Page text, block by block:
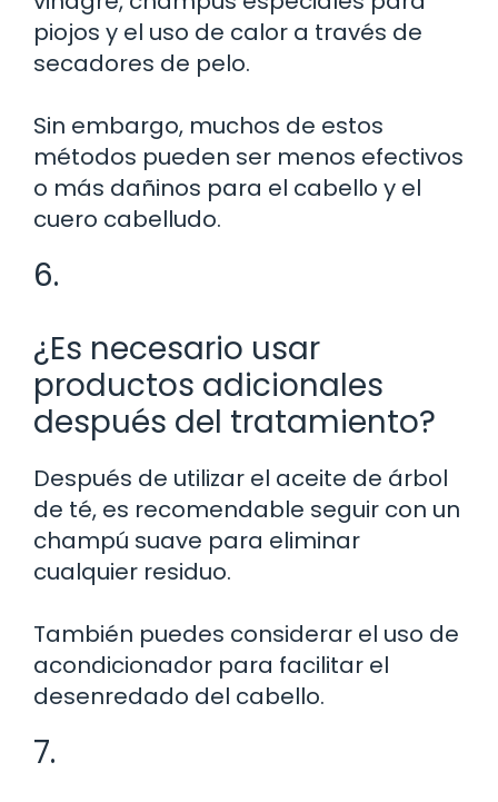
piojos y el uso de calor a través de
secadores de pelo.
Sin embargo, muchos de estos
métodos pueden ser menos efectivos
o más dañinos para el cabello y el
cuero cabelludo.
6.
¿Es necesario usar
productos adicionales
después del tratamiento?
Después de utilizar el aceite de árbol
de té, es recomendable seguir con un
champú suave para eliminar
cualquier residuo.
También puedes considerar el uso de
acondicionador para facilitar el
desenredado del cabello.
7.